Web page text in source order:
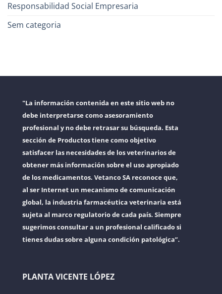
Responsabilidad Social Empresaria
Sem categoria
"La información contenida en este sitio web no
debe interpretarse como asesoramiento
profesional y no debe retrasar su búsqueda. Esta
sección de Productos tiene como objetivo
satisfacer las necesidades de los veterinarios de
obtener más información sobre el uso apropiado
de los medicamentos. Vetanco SA reconoce que,
al ser Internet un mecanismo de comunicación
global, la industria farmacéutica veterinaria está
sujeta al marco regulatorio de cada país. Siempre
sugerimos consultar a un profesional calificado si
tienes dudas sobre alguna condición patológica”.
PLANTA VICENTE LÓPEZ